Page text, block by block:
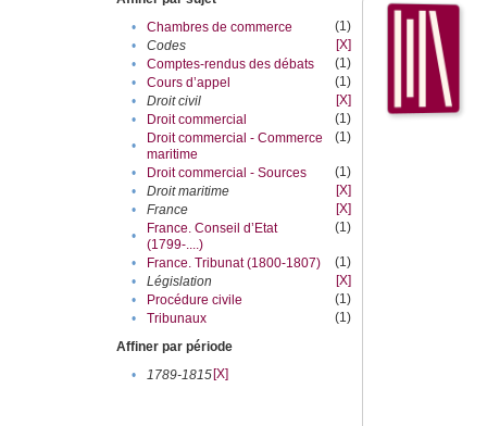
•
Chambres de commerce
(1)
•
Codes
[X]
•
Comptes-rendus des débats
(1)
•
Cours d’appel
(1)
•
Droit civil
[X]
•
Droit commercial
(1)
•
Droit commercial - Commerce
maritime
(1)
• Droit commercial - Sources
(1)
•
Droit maritime
[X]
•
France
[X]
•
France. Conseil d’Etat
(1799-....)
(1)
• France. Tribunat (1800-1807)
(1)
•
Législation
[X]
•
Procédure civile
(1)
•
Tribunaux
(1)
Affiner par période
•
1789-1815[X]